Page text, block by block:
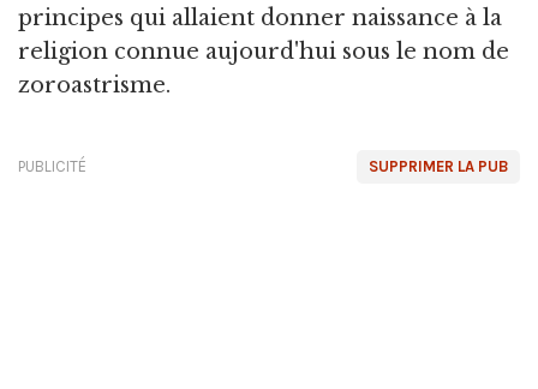
principes qui allaient donner naissance à la
religion connue aujourd'hui sous le nom de
zoroastrisme.
SUPPRIMER LA PUB
PUBLICITÉ